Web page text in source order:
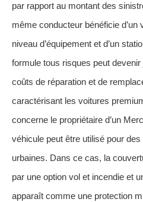
par rapport au montant des
même conducteur bénéficie d’un
niveau d’équipement et d’un
formule tous risques peut
coûts de réparation et de
caractérisant les voitures
concerne le propriétaire d’un
véhicule peut être utilisé pour
urbaines. Dans ce cas, la
par une option vol et incendie et
apparaît comme une protection